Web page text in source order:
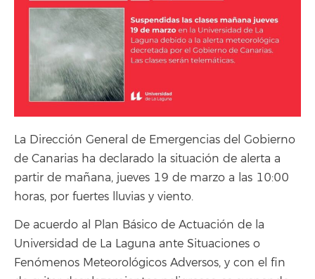
La Dirección General de Emergencias del Gobierno
de Canarias ha declarado la situación de alerta a
partir de mañana, jueves 19 de marzo a las 10:00
horas, por fuertes lluvias y viento.
De acuerdo al Plan Básico de Actuación de la
Universidad de La Laguna ante Situaciones o
Fenómenos Meteorológicos Adversos, y con el fin